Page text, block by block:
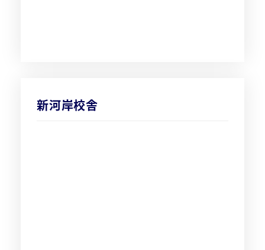
新河岸校舎